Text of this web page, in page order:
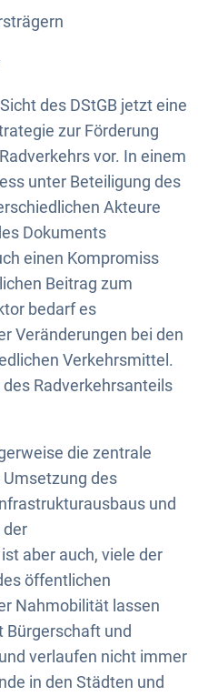
des DStGB jetzt eine
zur Förderung
vor. In einem
unter Beteiligung des
Akteure
Dokuments
einen Kompromiss
Beitrag zum
bedarf es
Veränderungen bei den
Verkehrsmittel.
Radverkehrsanteils
die zentrale
des
und
aber auch, viele der
öffentlichen
Nahmobilität lassen
Bürgerschaft und
verlaufen nicht immer
in den Städten und